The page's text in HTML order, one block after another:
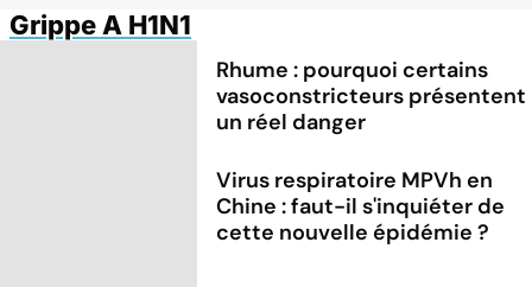
Grippe A H1N1
Rhume : pourquoi certains
vasoconstricteurs présentent
un réel danger
Virus respiratoire MPVh en
Chine : faut-il s'inquiéter de
cette nouvelle épidémie ?